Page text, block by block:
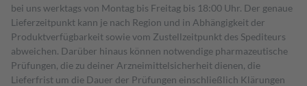
bei uns werktags von Montag bis Freitag bis 18:00 Uhr. Der genaue
Lieferzeitpunkt kann je nach Region und in Abhängigkeit der
Produktverfügbarkeit sowie vom Zustellzeitpunkt des Spediteurs
abweichen. Darüber hinaus können notwendige pharmazeutische
Prüfungen, die zu deiner Arzneimittelsicherheit dienen, die
Lieferfrist um die Dauer der Prüfungen einschließlich Klärungen